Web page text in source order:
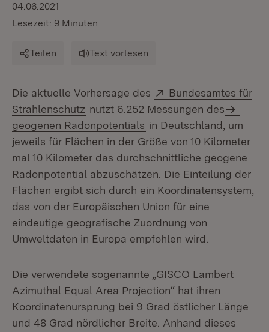
04.06.2021
Lesezeit: 9 Minuten
Teilen Text vorlesen
Die aktuelle Vorhersage des Extern:
Bundesamtes für
Strahlenschutz (Öffnet in neuem Fenster)
nutzt 6.252 Messungen des
geogenen Radonpotentials in Deutschland, um
jeweils für Flächen in der Größe von 10 Kilometer
mal 10 Kilometer das durchschnittliche geogene
Radonpotential abzuschätzen. Die Einteilung der
Flächen ergibt sich durch ein Koordinatensystem,
das von der Europäischen Union für eine
eindeutige geografische Zuordnung von
Umweltdaten in Europa empfohlen wird.
Die verwendete sogenannte „GISCO Lambert
Azimuthal Equal Area Projection“ hat ihren
Koordinatenursprung bei 9 Grad östlicher Länge
und 48 Grad nördlicher Breite. Anhand dieses